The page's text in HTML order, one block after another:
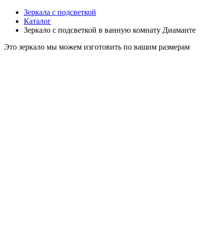
Зеркала с подсветкой
Каталог
Зеркало с подсветкой в ванную комнату Диаманте
Это зеркало мы можем изготовить по вашим размерам